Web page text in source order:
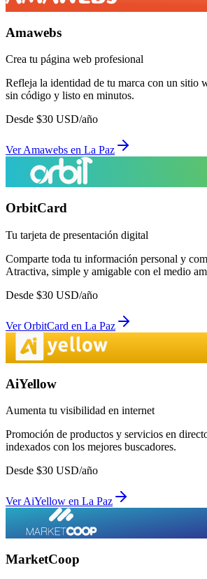
Amawebs
Crea tu página web profesional
Refleja la identidad de tu marca con un sitio
sin código y listo en minutos.
Desde $30 USD/año
VerAmawebs en La Paz
OrbitCard
Tu tarjeta de presentación digital
Comparte toda tu información personal y
Atractiva, simple y amigable con el medio
Desde $30 USD/año
VerOrbitCard en La Paz
AiYellow
Aumenta tu visibilidad en internet
Promoción de productos y servicios en
indexados con los mejores buscadores.
Desde $30 USD/año
VerAiYellow en La Paz
MarketCoop